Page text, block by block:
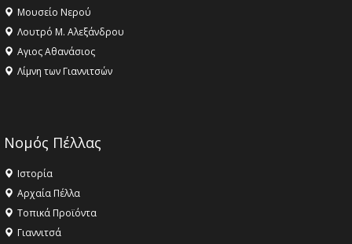
Μουσείο Νερού
Λουτρό Μ. Αλεξάνδρου
Αγιος Αθανάσιος
Λίμνη των Γιαννιτσών
Νομός Πέλλας
Ιστορία
Αρχαία Πέλλα
Τοπικά Προϊόντα
Γιαννιτσά